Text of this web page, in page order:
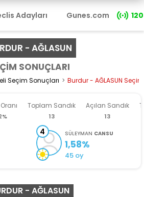
Adayları Gunes.com 120
- AĞLASUN
SONUÇLARI
Seçim Sonuçları Burdur - AĞLASUN
Toplam Sandık
13
Açılan Sandık
13
4 SÜLEYMAN CANSU
1,58%
45 oy
- AĞLASUN